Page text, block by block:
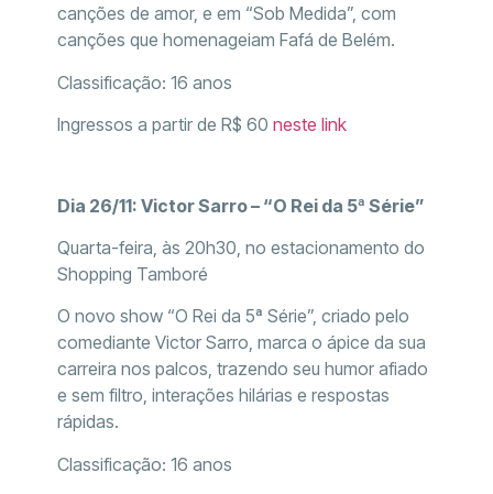
canções de amor, e em “Sob Medida”, com
canções que homenageiam Fafá de Belém.
Classificação: 16 anos
Ingressos a partir de R$ 60 neste link
Dia 26/11: Victor Sarro – “O Rei da 5ª Série”
Quarta-feira, às 20h30, no estacionamento do
Shopping Tamboré
O novo show “O Rei da 5ª Série”, criado pelo
comediante Victor Sarro, marca o ápice da sua
carreira nos palcos, trazendo seu humor afiado
e sem filtro, interações hilárias e respostas
rápidas.
Classificação: 16 anos